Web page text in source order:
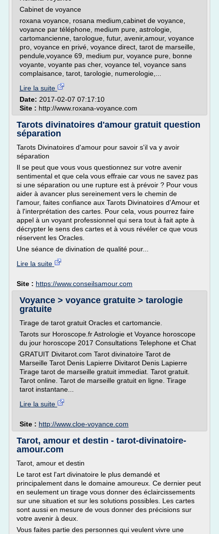
Cabinet de voyance
roxana voyance, rosana medium,cabinet de voyance,
voyance par téléphone, medium pure, astrologie,
cartomancienne, tarologue, futur, avenir,amour, voyance
pro, voyance en privé, voyance direct, tarot de marseille,
pendule,voyance 69, medium pur, voyance pure, bonne
voyante, voyante pas cher, voyance tel, voyance sans
complaisance, tarot, tarologie, numerologie,...
Lire la suite
Date: 2017-02-07 07:17:10
Site : http://www.roxana-voyance.com
Tarots divinatoires d'amour gratuit question
séparation
Tarots Divinatoires d'amour pour savoir s'il va y avoir
séparation
Il se peut que vous vous questionnez sur votre avenir
sentimental et que cela vous effraie car vous ne savez pas
si une séparation ou une rupture est à prévoir ? Pour vous
aider à avancer plus sereinement vers le chemin de
l'amour, faites confiance aux Tarots Divinatoires d'Amour et
à l'interprétation des cartes. Pour cela, vous pourrez faire
appel à un voyant professionnel qui sera tout à fait apte à
décrypter le sens des cartes et à vous révéler ce que vous
réservent les Oracles.
Une séance de divination de qualité pour...
Lire la suite
Site : https://www.conseilsamour.com
Voyance > voyance gratuite > tarologie
gratuite
Tirage de tarot gratuit Oracles et cartomancie.
Tarots sur Horoscope.fr Astrologie et Voyance horoscope
du jour horoscope 2017 Consultations Telephone et Chat
GRATUIT Divitarot.com Tarot divinatoire Tarot de
Marseille Tarot Denis Lapierre Divitarot Denis Lapierre
Tirage tarot de marseille gratuit immediat. Tarot gratuit.
Tarot online. Tarot de marseille gratuit en ligne. Tirage
tarot instantane...
Lire la suite
Site : http://www.cloe-voyance.com
Tarot, amour et destin - tarot-divinatoire-
amour.com
Tarot, amour et destin
Le tarot est l'art divinatoire le plus demandé et
principalement dans le domaine amoureux. Ce dernier peut
en seulement un tirage vous donner des éclaircissements
sur une situation et sur les solutions possibles. Les cartes
sont aussi en mesure de vous donner des précisions sur
votre avenir à deux.
Vous faites partie des personnes qui veulent vivre une